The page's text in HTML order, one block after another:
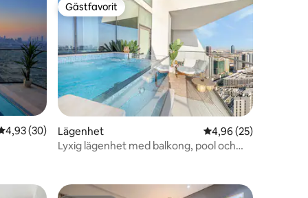
av 5 i genomsnittligt betyg, 30 omdömen
4,93 (30)
Gästfavorit
Gästfavorit
Lägenhet 4,96 av 5 i
4,96 (25)
Lyxig lägenhet med balkong, pool och